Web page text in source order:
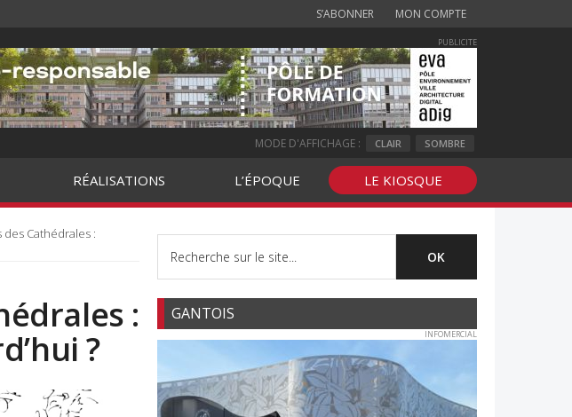
S’ABONNER MON COMPTE
PUBLICITE
MODE D'AFFICHAGE : CLAIR SOMBRE
RÉALISATIONS L’ÉPOQUE LE KIOSQUE
Cathédrales :
:
?
GANTOIS
INFOMERCIAL